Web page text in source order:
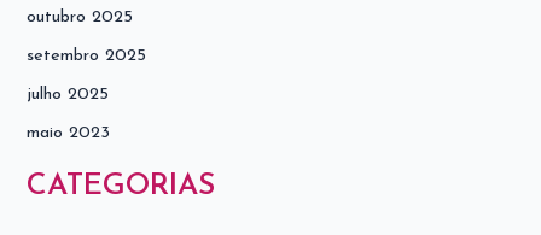
outubro 2025
setembro 2025
julho 2025
maio 2023
CATEGORIAS